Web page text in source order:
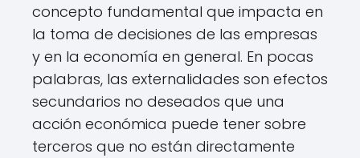
concepto fundamental que impacta en
la toma de decisiones de las empresas
y en la economía en general. En pocas
palabras, las externalidades son efectos
secundarios no deseados que una
acción económica puede tener sobre
terceros que no están directamente